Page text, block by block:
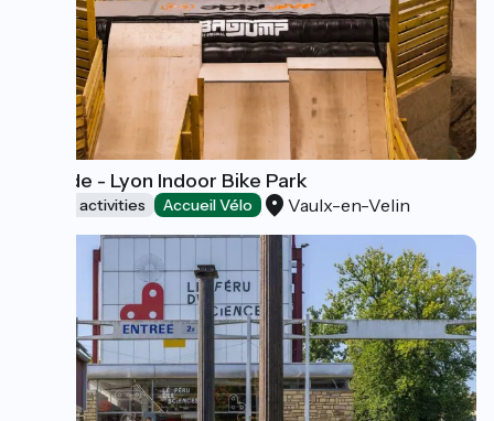
WeRide - Lyon Indoor Bike Park
Sports activities Accueil Vélo Vaulx-en-Velin